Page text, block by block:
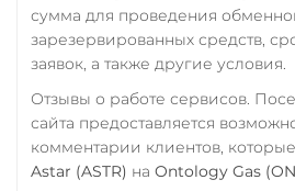
сумма для проведения
зарезервированных средств,
заявок, а также другие условия.
Отзывы о работе сервисов.
сайта предоставляется
комментарии клиентов,
Astar (ASTR) на Ontology Gas